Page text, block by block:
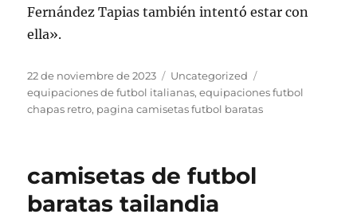
Fernández Tapias también intentó estar con
ella».
Publicado
el
22 de noviembre de 2023 Categorías
Uncategorized
equipaciones de futbol italianas,equipaciones futbol
chapas retro, pagina camisetas futbol baratas
camisetas de futbol
baratas tailandia